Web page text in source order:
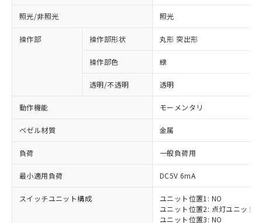
照光/非照光 照光
操作部 操作部形状 丸形 突出形
操作部色 緑
透明/不透明 透明
動作機能 モーメンタリ
ベゼル材質 金属
負荷 一般負荷用
最小適用負荷 DC5V 6mA
スイッチユニット構成
ユニット位置1: NO
ユニット位置2: 点灯ユニット
ユニット位置3: NO